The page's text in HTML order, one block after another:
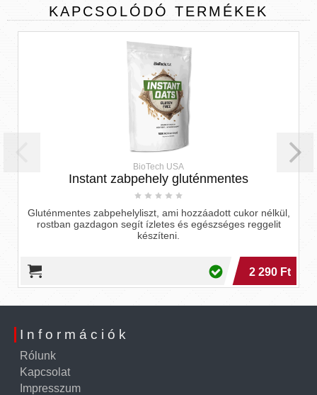
KAPCSOLÓDÓ TERMÉKEK
BioTech USA
Instant zabpehely gluténmentes
Gluténmentes zabpehelyliszt, ami hozzáadott cukor nélkül,
rostban gazdagon segít ízletes és egészséges reggelit
készíteni.
2 290 Ft
Információk
Rólunk
Kapcsolat
Impresszum